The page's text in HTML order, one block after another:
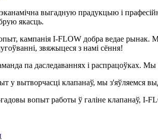
выгадную прадукцыю і
якасць.
кампанія I-FLOW добра ведае рынак.
звяжыцеся з намі сёння!
па даследаваннях і распрацоўках. Мы
у вытворчасці клапанаў, мы з'яўляемся
вопыт работы ў галіне клапанаў, I-